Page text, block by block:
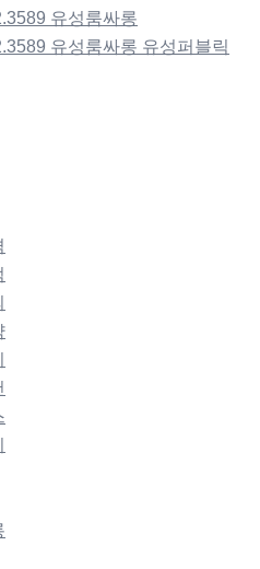
유성룸싸롱
유성룸싸롱 유성퍼블릭